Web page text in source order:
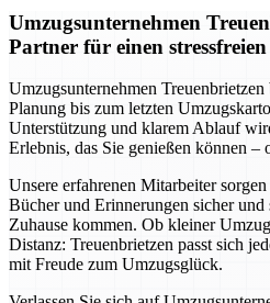
Umzugsunternehmen
Partner für einen
Umzugsunternehmen
Planung bis zum letzten
Unterstützung und klarem Ablauf
Erlebnis, das Sie genießen können –
Unsere erfahrenen Mitarbeiter
Bücher und Erinnerungen sicher und
Zuhause kommen. Ob kleiner
Distanz: Treuenbrietzen passt sich
mit Freude zum Umzugsglück.